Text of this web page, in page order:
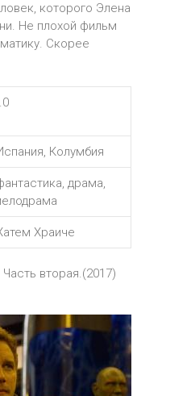
которого Элена
Не плохой фильм
Скорее
Колумбия
драма,
Храиче
вторая.(2017)